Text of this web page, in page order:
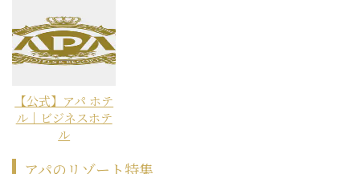
【公式】アパ ホテ
ル｜ビジネスホテ
ル
アパのリゾート特集